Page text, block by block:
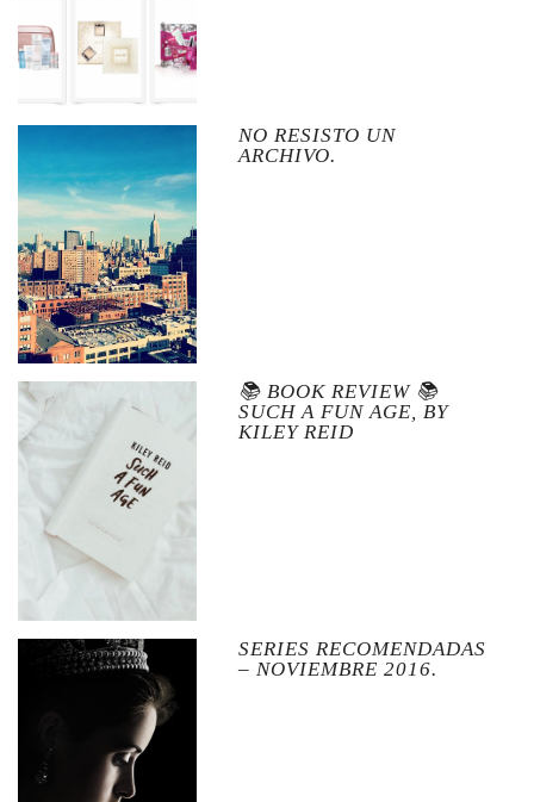
NO RESISTO UN
ARCHIVO.
📚 BOOK REVIEW 📚
SUCH A FUN AGE, BY
KILEY REID
SERIES RECOMENDADAS
– NOVIEMBRE 2016.